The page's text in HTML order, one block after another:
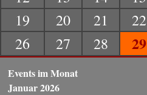
19
20 21 22
26
27 28 29
Events im Monat
Januar 2026